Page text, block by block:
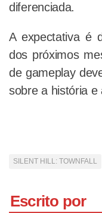
diferenciada.
A expectativa é
dos próximos
de gameplay
sobre a história e
SILENT HILL: TOWNFALL
Escrito por